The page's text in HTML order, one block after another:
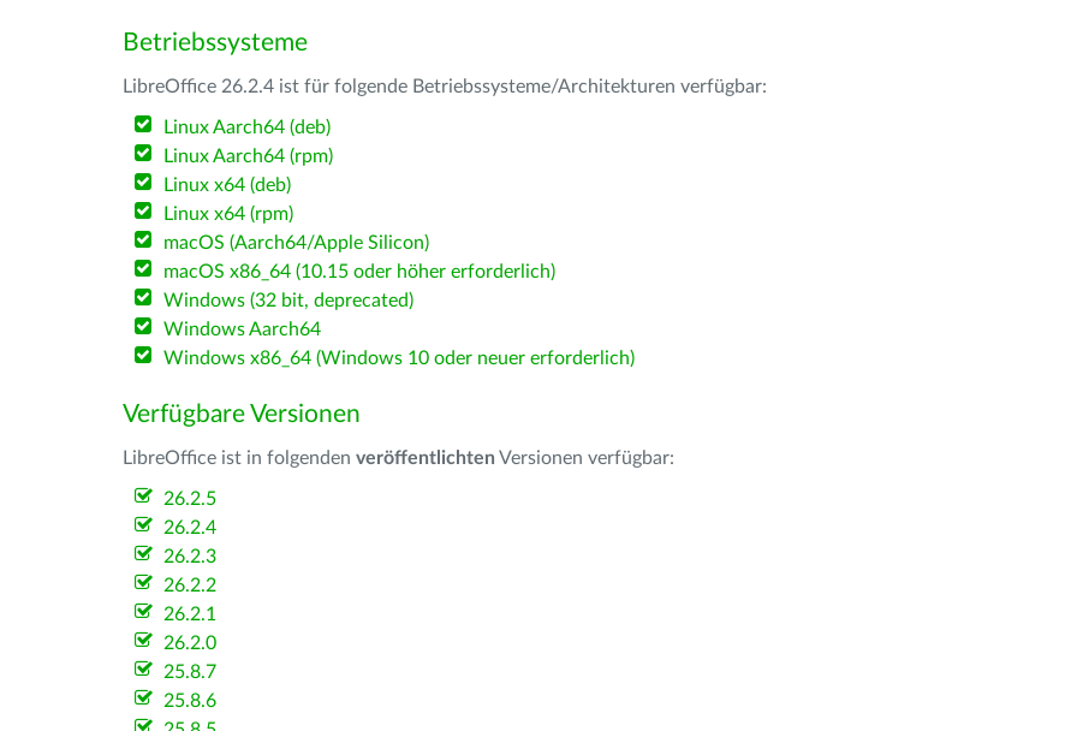
Betriebssysteme
LibreOffice 26.2.4 ist für folgende Betriebssysteme/Architekturen verfügbar:
Linux Aarch64 (deb)
Linux Aarch64 (rpm)
Linux x64 (deb)
Linux x64 (rpm)
macOS (Aarch64/Apple Silicon)
macOS x86_64 (10.15 oder höher erforderlich)
Windows (32 bit, deprecated)
Windows Aarch64
Windows x86_64 (Windows 10 oder neuer erforderlich)
Verfügbare Versionen
LibreOffice ist in folgenden veröffentlichten Versionen verfügbar:
26.2.5
26.2.4
26.2.3
26.2.2
26.2.1
26.2.0
25.8.7
25.8.6